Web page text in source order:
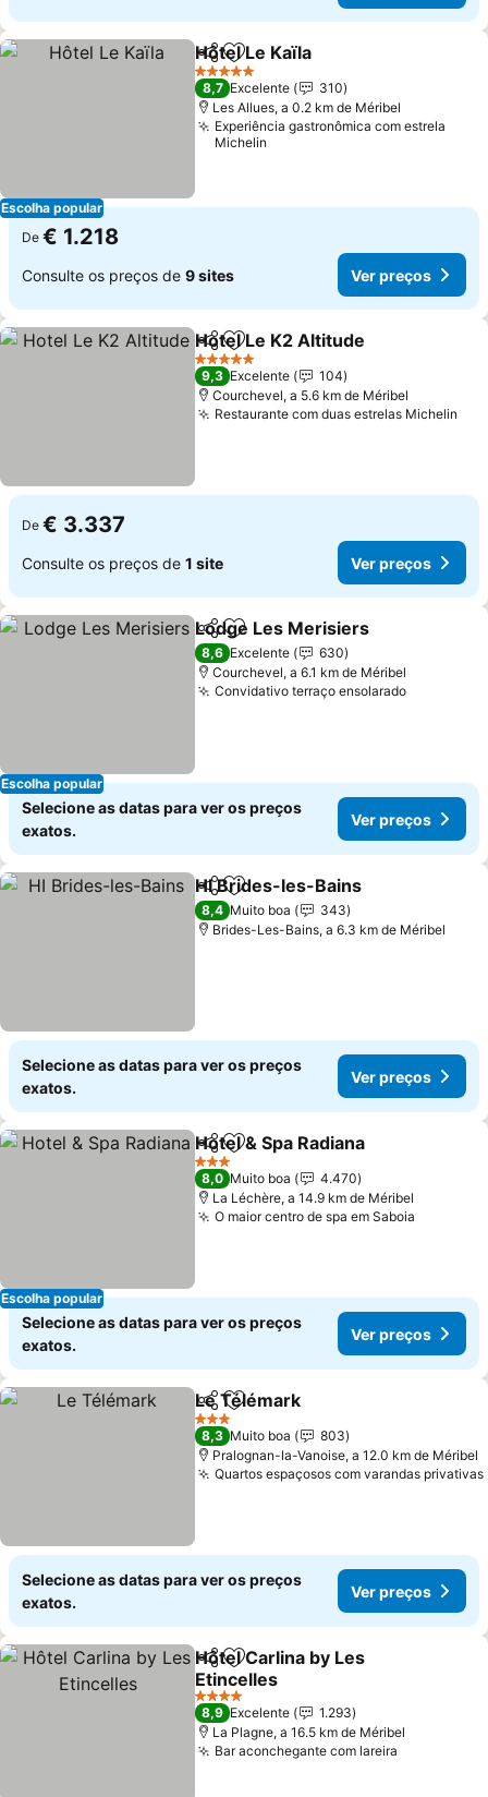
Escolha popular
PartilharAdicionar aos favoritos
Hôtel Le Kaïla
5 Estrelas
8,7 Excelente
310
Les Allues, a 0.2 km de Méribel
Experiência gastronômica com estrela
Michelin
De € 1.218
Consulte os preços de 9 sites Ver preços
PartilharAdicionar aos favoritos
Hotel Le K2 Altitude
5 Estrelas
9,3 Excelente
104
Courchevel, a 5.6 km de Méribel
Restaurante com duas estrelas Michelin
De € 3.337
Consulte os preços de 1 site Ver preços
Escolha popular
PartilharAdicionar aos favoritos
Lodge Les Merisiers
8,6 Excelente
630
Courchevel, a 6.1 km de Méribel
Convidativo terraço ensolarado
Selecione as datas para ver os preços
exatos.
Ver preços
PartilharAdicionar aos favoritos
HI Brides-les-Bains
8,4 Muito boa
343
Brides-Les-Bains, a 6.3 km de Méribel
Selecione as datas para ver os preços
exatos.
Ver preços
Escolha popular
PartilharAdicionar aos favoritos
Hotel & Spa Radiana
3 Estrelas
8,0 Muito boa
4.470
La Léchère, a 14.9 km de Méribel
O maior centro de spa em Saboia
Selecione as datas para ver os preços
exatos.
Ver preços
PartilharAdicionar aos favoritos
Le Télémark
3 Estrelas
8,3 Muito boa
803
Pralognan-la-Vanoise, a 12.0 km de Méribel
Quartos espaçosos com varandas privativas
Selecione as datas para ver os preços
exatos.
Ver preços
PartilharAdicionar aos favoritos
Hôtel Carlina by Les
Etincelles
4 Estrelas
8,9 Excelente
1.293
La Plagne, a 16.5 km de Méribel
Bar aconchegante com lareira